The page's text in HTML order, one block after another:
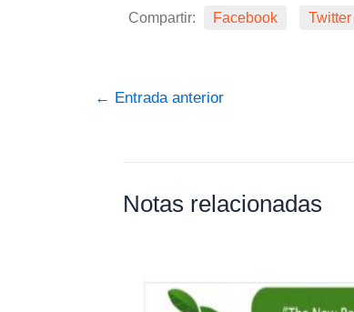
Compartir: Facebook Twitter
← Entrada anterior
Notas relacionadas